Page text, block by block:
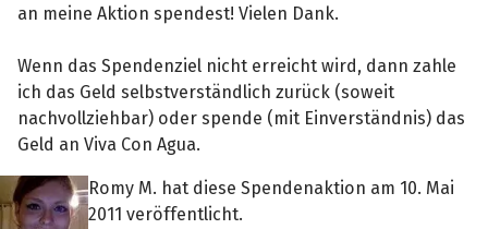
an meine Aktion spendest! Vielen Dank.
Wenn das Spendenziel nicht erreicht wird, dann zahle
ich das Geld selbstverständlich zurück (soweit
nachvollziehbar) oder spende (mit Einverständnis) das
Geld an Viva Con Agua.
Romy M. hat diese Spendenaktion am 10. Mai
2011 veröffentlicht.